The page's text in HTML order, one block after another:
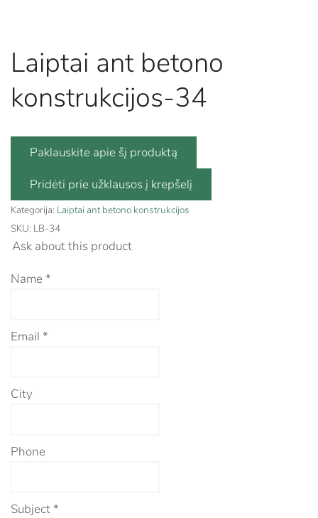
Laiptai ant betono
konstrukcijos-34
Paklauskite apie šį produktą
Kategorija: Laiptai ant betono konstrukcijos
SKU: LB-34
Ask about this product
Name *
Email *
City
Phone
Subject*